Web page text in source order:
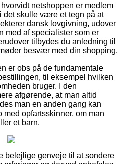
netshoppen er medlem
skulle være et tegn på at
dansk lovgivning, udover
med af specialister som er
tilbydes du anledning til
besvær med din shopping.
er obs på de fundamentale
til eksempel hvilken
bruger. I den
afgørende, at man altid
man en anden gang kan
opfartsskinner, om man
et barn.
belejlige genveje til at sondere